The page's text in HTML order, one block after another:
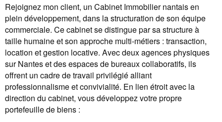
Rejoignez mon client, un Cabinet Immobilier nantais en
plein développement, dans la structuration de son équipe
commerciale. Ce cabinet se distingue par sa structure à
taille humaine et son approche multi-métiers : transaction,
location et gestion locative. Avec deux agences physiques
sur Nantes et des espaces de bureaux collaboratifs, ils
offrent un cadre de travail privilégié alliant
professionnalisme et convivialité. En lien étroit avec la
direction du cabinet, vous développez votre propre
portefeuille de biens :